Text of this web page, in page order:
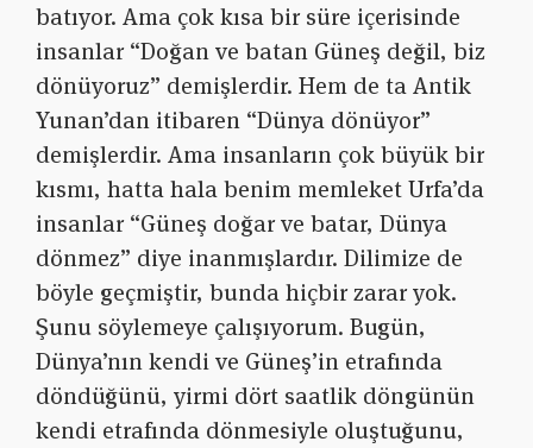
batıyor. Ama çok kısa bir süre içerisinde
insanlar “Doğan ve batan Güneş değil, biz
dönüyoruz” demişlerdir. Hem de ta Antik
Yunan’dan itibaren “Dünya dönüyor”
demişlerdir. Ama insanların çok büyük bir
kısmı, hatta hala benim memleket Urfa’da
insanlar “Güneş doğar ve batar, Dünya
dönmez” diye inanmışlardır. Dilimize de
böyle geçmiştir, bunda hiçbir zarar yok.
Şunu söylemeye çalışıyorum. Bugün,
Dünya’nın kendi ve Güneş’in etrafında
döndüğünü, yirmi dört saatlik döngünün
kendi etrafında dönmesiyle oluştuğunu,